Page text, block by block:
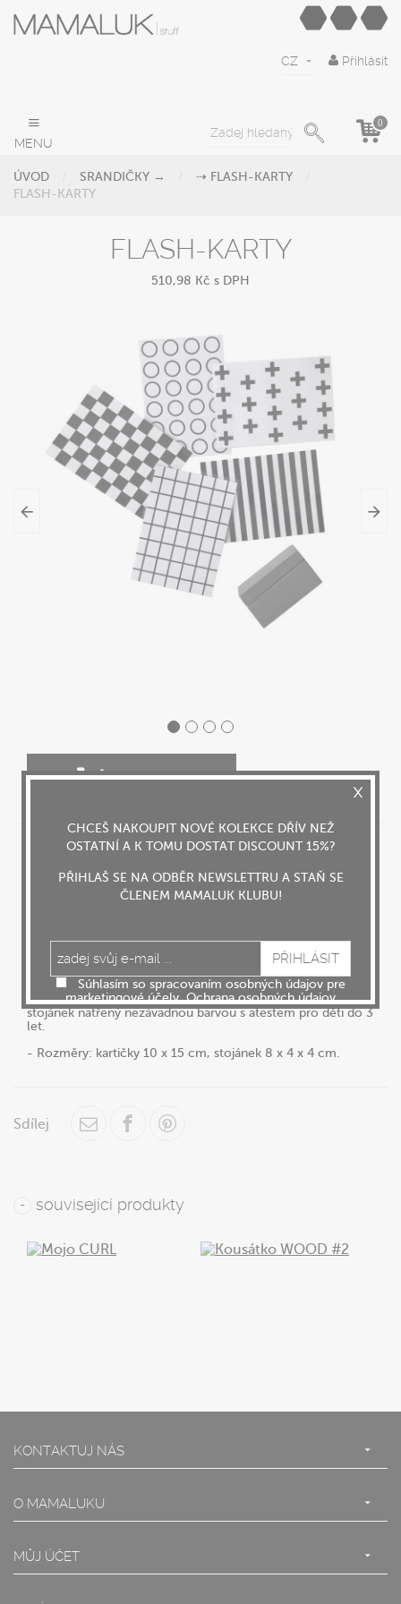
Přihlásit
CZ
MENU
0
ÚVOD SRANDIČKY →
⇢ FLASH-KARTY
FLASH-KARTY
CHCEŠ NAKOUPIT NOVÉ KOLEKCE DŘÍV NEŽ
OSTATNÍ A K TOMU DOSTAT DISCOUNT 15%?
PŘIHLAŠ SE NA ODBĚR NEWSLETTRU A STAŇ SE
ČLENEM MAMALUK KLUBU!
Súhlasím so spracovaním osobných údajov pre
marketingové účely.Ochrana osobných údajov
FLASH-KARTY
510,98 Kč s DPH
DO KOŠÍKU
- Set speciálně navržených kartiček s černo-bílými a bílo-
netoxickou, nezávadnou barvou s atestem pro děti do 3 let.
zalaminované v pevné fólii, a proto bez problémů vydrží i
"nešetrné" zacházení ručičkami zvídavého děťátka. Dřevěný
stojánek natřený nezávadnou barvou s atestem pro děti do 3
let.
- Rozměry: kartičky 10 x 15 cm, stojánek 8 x 4 x 4 cm.
Sdílej
+ související produkty
KONTAKTUJ NÁS
O MAMALUKU
MŮJ ÚČET